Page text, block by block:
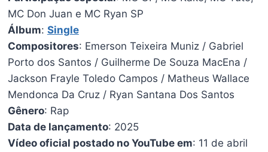
MC Don Juan e MC Ryan SP
Álbum: Single
Compositores: Emerson Teixeira Muniz / Gabriel
Porto dos Santos / Guilherme De Souza MacEna /
Jackson Frayle Toledo Campos / Matheus Wallace
Mendonca Da Cruz / Ryan Santana Dos Santos
Gênero: Rap
Data de lançamento: 2025
Vídeo oficial postado no YouTube em: 11 de abril